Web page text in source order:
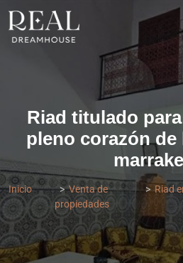
Riad titulado
pleno corazón de
Inicio
Venta de
propiedades
Riad